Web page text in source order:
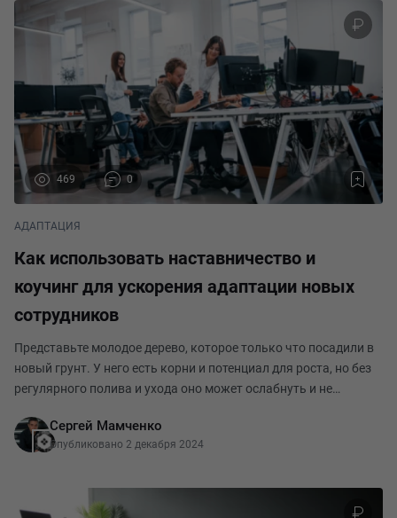
469 0
АДАПТАЦИЯ
Как использовать наставничество и
коучинг для ускорения адаптации новых
сотрудников
Представьте молодое дерево, которое только что посадили в
новый грунт. У него есть корни и потенциал для роста, но без
регулярного полива и ухода оно может ослабнуть и не
навыками и знаниями, но оказывается в н
Сергей Мамченко
Опубликовано 2 декабря 2024